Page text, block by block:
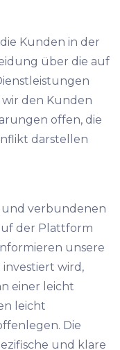
Kunden in der
über die auf
den Kunden
offen, die
darstellen
und verbundenen
der Plattform
unsere
wird,
einer leicht
leicht
Die
und klare